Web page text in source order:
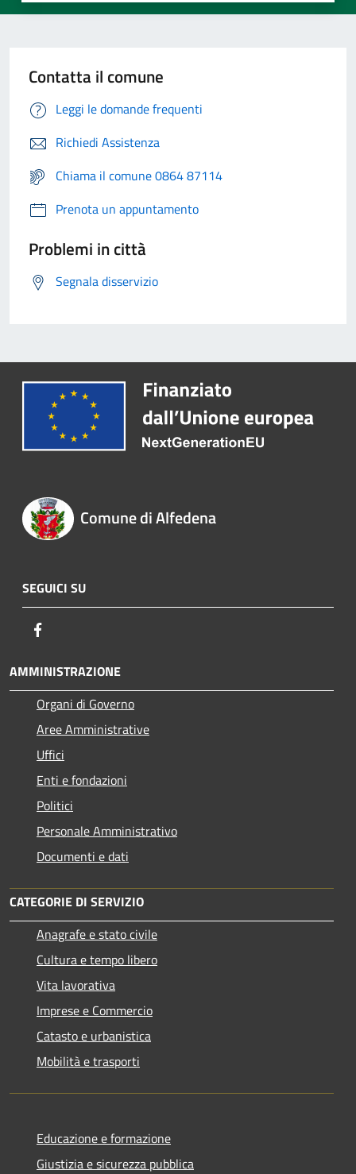
Contatta il comune
Leggi le domande frequenti
Richiedi Assistenza
Chiama il comune 0864 87114
Prenota un appuntamento
Problemi in città
Segnala disservizio
Comune di Alfedena
SEGUICI SU
AMMINISTRAZIONE
Organi di Governo
Aree Amministrative
Uffici
Enti e fondazioni
Politici
Personale Amministrativo
Documenti e dati
CATEGORIE DI SERVIZIO
Anagrafe e stato civile
Cultura e tempo libero
Vita lavorativa
Imprese e Commercio
Catasto e urbanistica
Mobilità e trasporti
Educazione e formazione
Giustizia e sicurezza pubblica